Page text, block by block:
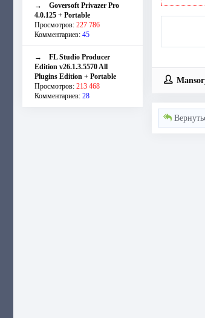
→ Goversoft Privazer Pro
4.0.125 + Portable
Просмотров: 227 786
Комментариев: 45
→ FL Studio Producer
Edition v26.1.3.5570 All
Plugins Edition + Portable
Просмотров: 213 468
Комментариев: 28